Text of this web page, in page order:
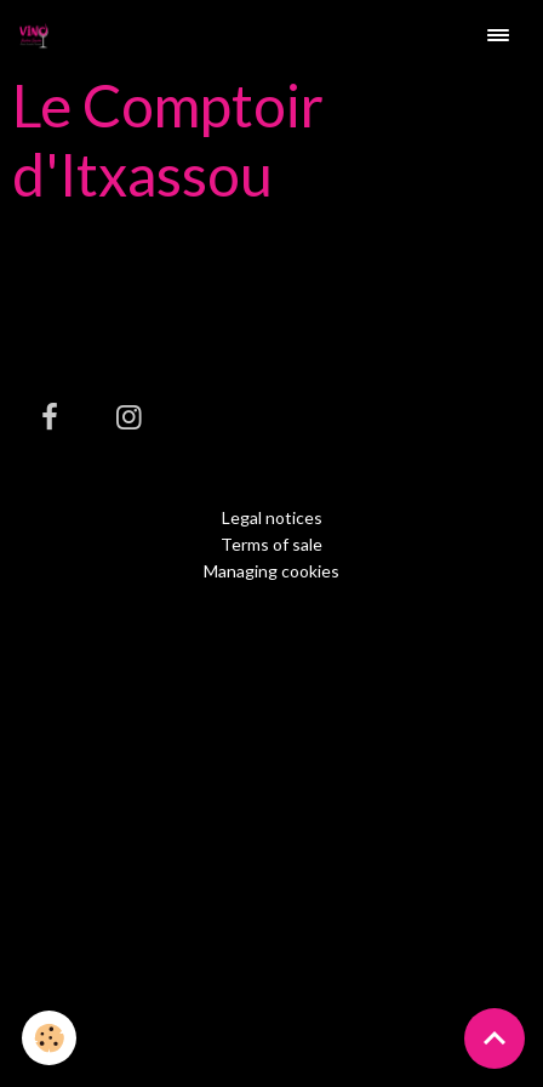
Le Comptoir
d'Itxassou
Legal notices
Terms of sale
Managing cookies